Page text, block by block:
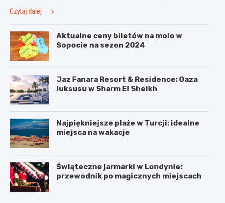
Czytaj dalej
Aktualne ceny biletów na molo w
Sopocie na sezon 2024
Jaz Fanara Resort & Residence: Oaza
luksusu w Sharm El Sheikh
Najpiękniejsze plaże w Turcji: idealne
miejsca na wakacje
Świąteczne jarmarki w Londynie:
przewodnik po magicznych miejscach